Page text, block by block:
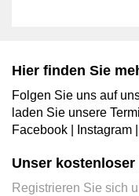
Hier finden Sie
Folgen Sie uns auf
laden Sie unsere
Facebook
Instagram
Unser kostenloser
Registrieren Sie sich